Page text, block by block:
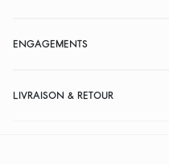
ENGAGEMENTS
LIVRAISON & RETOUR